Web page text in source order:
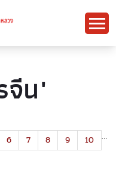
น"
6 7 8 9 10
…